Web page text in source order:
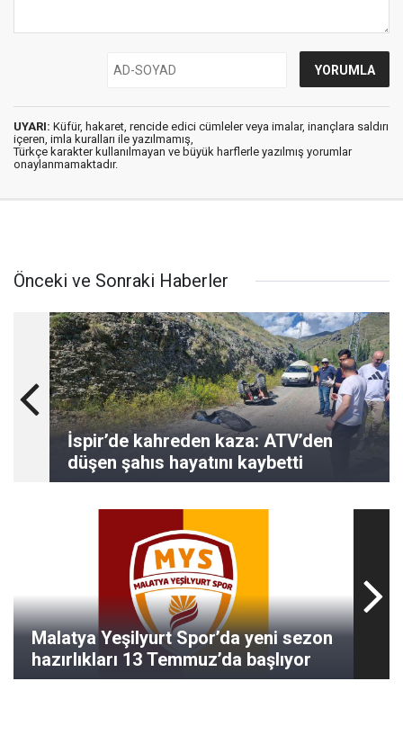
UYARI: Küfür, hakaret, rencide edici cümleler veya imalar, inançlara saldırı
içeren, imla kuralları ile yazılmamış,
Türkçe karakter kullanılmayan ve büyük harflerle yazılmış yorumlar
onaylanmamaktadır.
Önceki ve Sonraki Haberler
İspir’de kahreden kaza: ATV’den
düşen şahıs hayatını kaybetti
Malatya Yeşilyurt Spor’da yeni sezon
hazırlıkları 13 Temmuz’da başlıyor